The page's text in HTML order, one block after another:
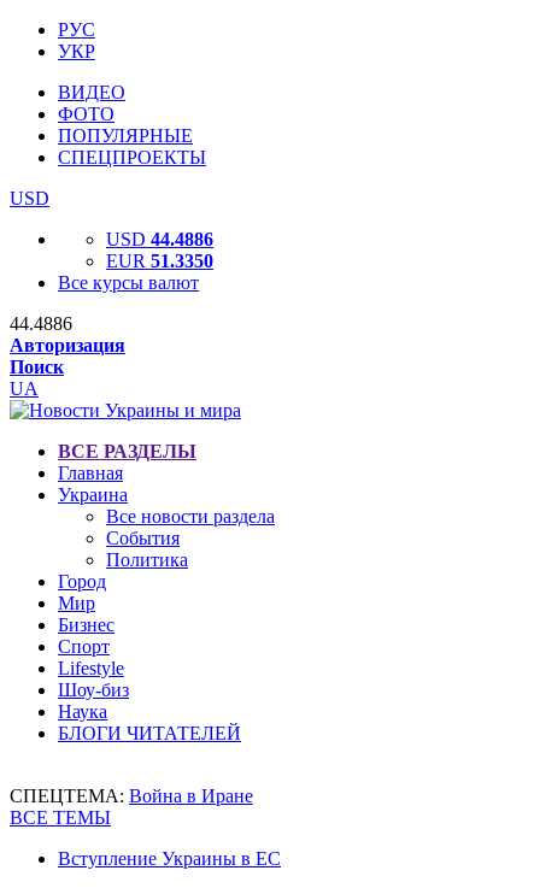
РУС
УКР
ВИДЕО
ФОТО
ПОПУЛЯРНЫЕ
СПЕЦПРОЕКТЫ
USD
USD 44.4886
EUR 51.3350
Все курсы валют
44.4886
Авторизация
Поиск
UA
ВСЕ РАЗДЕЛЫ
Главная
Украина
Все новости раздела
События
Политика
Город
Мир
Бизнес
Спорт
Lifestyle
Шоу-биз
Наука
БЛОГИ ЧИТАТЕЛЕЙ
СПЕЦТЕМА: Война в Иране
ВСЕ ТЕМЫ
Вступление Украины в ЕС